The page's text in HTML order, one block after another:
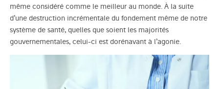
même considéré comme le meilleur au monde. À la suite
d’une destruction incrémentale du fondement même de notre
système de santé, quelles que soient les majorités
gouvernementales, celui-ci est dorénavant à l’agonie.